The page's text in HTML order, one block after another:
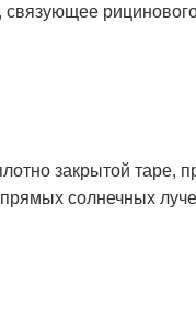
закрытой таре,
солнечных